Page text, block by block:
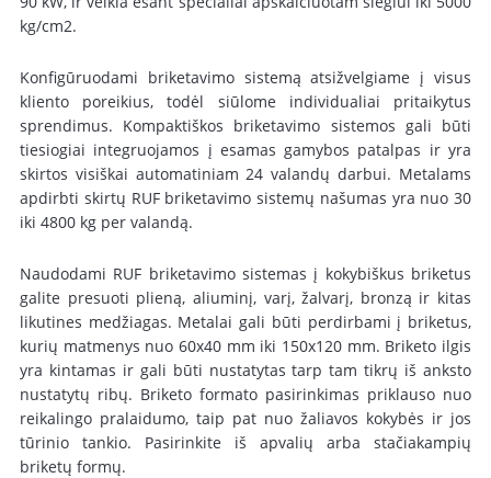
kg/cm2.
Konfigūruodami briketavimo sistemą atsižvelgiame į visus
kliento poreikius, todėl siūlome individualiai pritaikytus
sprendimus. Kompaktiškos briketavimo sistemos gali būti
tiesiogiai integruojamos į esamas gamybos patalpas ir yra
skirtos visiškai automatiniam 24 valandų darbui. Metalams
apdirbti skirtų RUF briketavimo sistemų našumas yra nuo 30
iki 4800 kg per valandą.
Naudodami RUF briketavimo sistemas į kokybiškus briketus
galite presuoti plieną, aliuminį, varį, žalvarį, bronzą ir kitas
likutines medžiagas. Metalai gali būti perdirbami į briketus,
kurių matmenys nuo 60x40 mm iki 150x120 mm. Briketo ilgis
yra kintamas ir gali būti nustatytas tarp tam tikrų iš anksto
nustatytų ribų. Briketo formato pasirinkimas priklauso nuo
reikalingo pralaidumo, taip pat nuo žaliavos kokybės ir jos
tūrinio tankio. Pasirinkite iš apvalių arba stačiakampių
briketų formų.